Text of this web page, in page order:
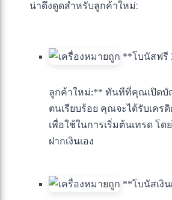
น่าดึงดูดสำหรับลูกค้าใหม่:
**โบนัสฟรี
ลูกค้าใหม่:** ทันทีที่คุณเปิดบั
ตนเรียบร้อย คุณจะได้รับเครดิ
เพื่อใช้ในการเริ่มต้นเทรด โด
ฝากเงินเอง
**โบนัสเงิ